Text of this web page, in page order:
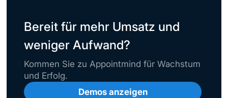
Bereit für mehr Umsatz und
weniger Aufwand?
Kommen Sie zu Appointmind für Wachstum
und Erfolg.
Demos anzeigen